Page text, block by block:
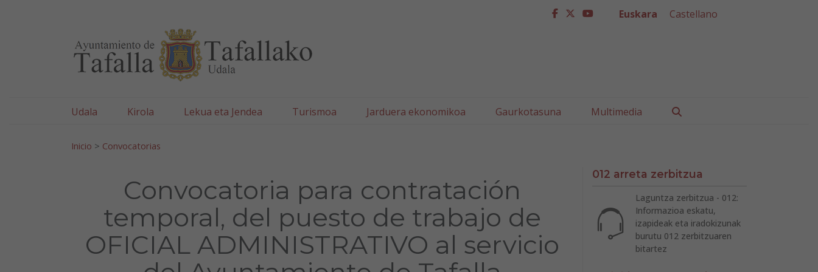
facebook
twitter
youtube
Euskara Castellano
Udala Kirola Lekua eta Jendea Turismoa Jarduera ekonomikoa Gaurkotasuna Multimedia
Inicio > Convocatorias
Convocatoria para contratación
temporal, del puesto de trabajo de
OFICIAL ADMINISTRATIVO al servicio
012 arreta zerbitzua
Laguntza zerbitzua - 012:
Informazioa eskatu,
izapideak eta iradokizunak
burutu 012 zerbitzuaren
bitartez